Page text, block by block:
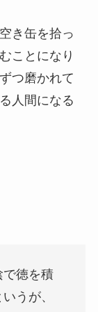
き缶を拾っ
ことになり
つ磨かれて
人間になる
で徳を積
うが、